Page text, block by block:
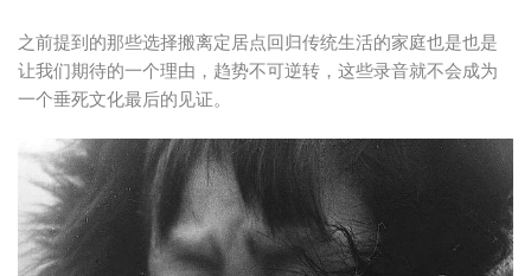
之前提到的那些选择搬离定居点回归传统生活的家庭也是也是
让我们期待的一个理由，趋势不可逆转，这些录音就不会成为
一个垂死文化最后的见证。